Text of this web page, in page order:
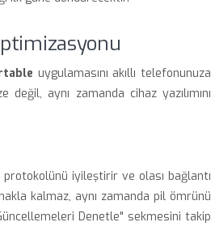
uygulamasını akıllı telefonunuza
aynı zamanda cihaz yazılımını
iyileştirir ve olası bağlantı
kalmaz, aynı zamanda pil ömrünü
Denetle" sekmesini takip